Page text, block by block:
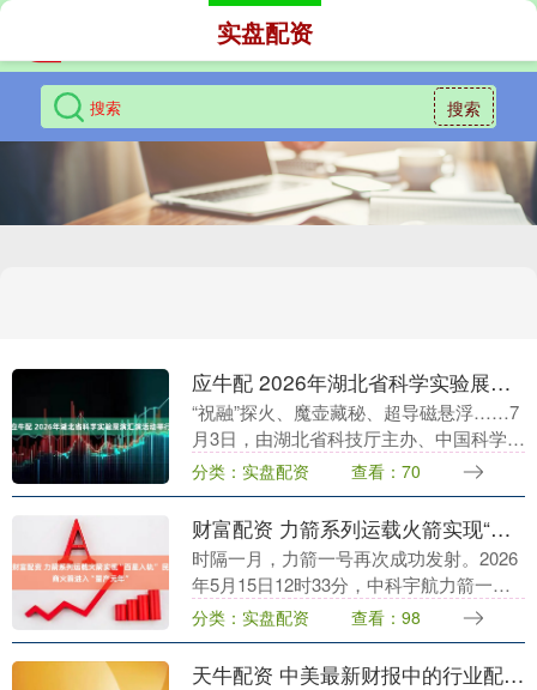
搜索
实盘配资
应牛配 2026年湖北省科学实验展演汇演活动举行
“祝融”探火、魔壶藏秘、超导磁悬浮……7
月3日，由湖北省科技厅主办、中国科学院
武汉植物园承办的2026年湖北省科学实验
展演汇演活动在中国科学院武汉植物园
（磨山园....
分类：实盘配资 查看：70
财富配资 力箭系列运载火箭实现“百星入轨” 民商火箭进入“量产元年”
时隔一月，力箭一号再次成功发射。2026
年5月15日12时33分，中科宇航力箭一号
遥十三运载火箭在东风商业航天创新试验
区点火升空，以“一箭5星”方式将“有戏
号”....
分类：实盘配资 查看：98
天牛配资 中美最新财报中的行业配置线索